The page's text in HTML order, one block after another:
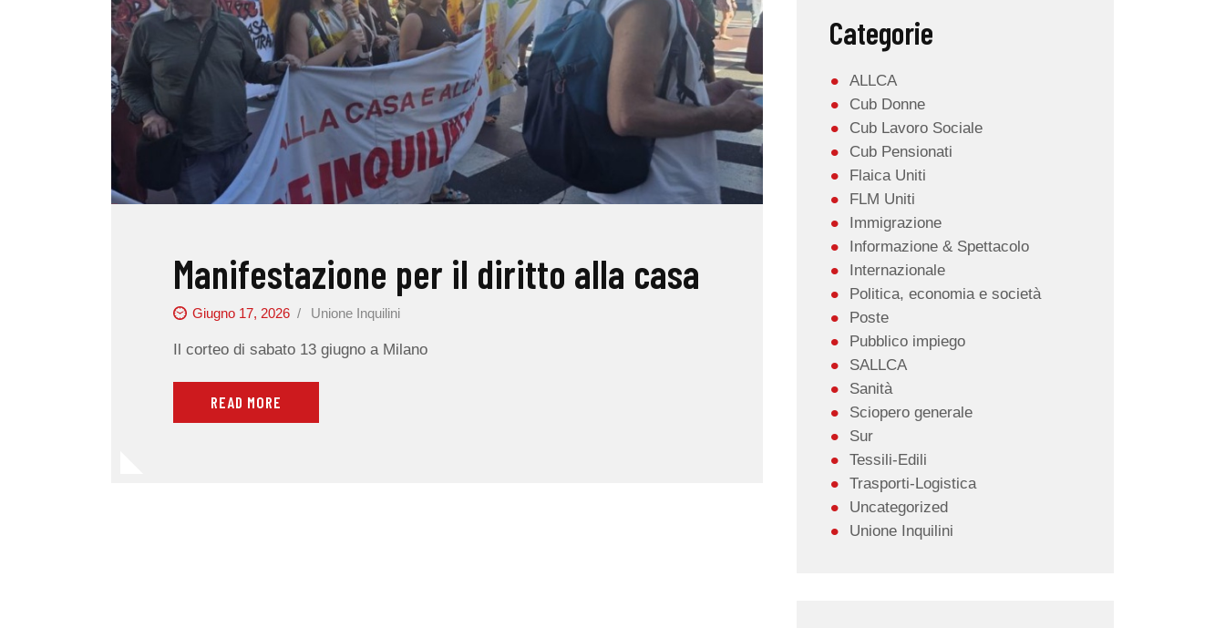
RASSEGNA STAMPA
Manifestazione per il diritto alla casa
Giugno 17, 2026 Unione Inquilini
Il corteo di sabato 13 giugno a Milano
READ MORE
Categorie
ALLCA
Cub Donne
Cub Lavoro Sociale
Cub Pensionati
Flaica Uniti
FLM Uniti
Immigrazione
Informazione & Spettacolo
Internazionale
Politica, economia e società
Poste
Pubblico impiego
SALLCA
Sanità
Sciopero generale
Sur
Tessili-Edili
Trasporti-Logistica
Uncategorized
Unione Inquilini